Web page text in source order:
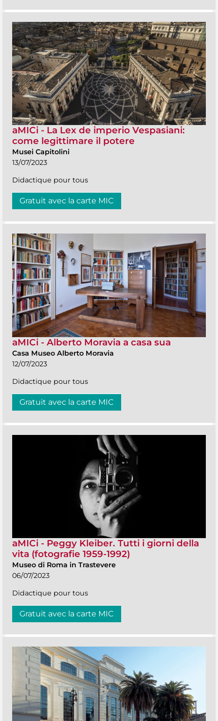
aMICi - La Lex de imperio Vespasiani:
come legittimare il potere
Musei Capitolini
13/07/2023
Didactique pour tous
Gratuit avec la carte MIC
aMICi - Alberto Moravia a casa sua
Casa Museo Alberto Moravia
12/07/2023
Didactique pour tous
Gratuit avec la carte MIC
aMICi - Peggy Kleiber. Tutti i giorni della
vita (fotografie 1959-1992)
Museo di Roma in Trastevere
06/07/2023
Didactique pour tous
Gratuit avec la carte MIC